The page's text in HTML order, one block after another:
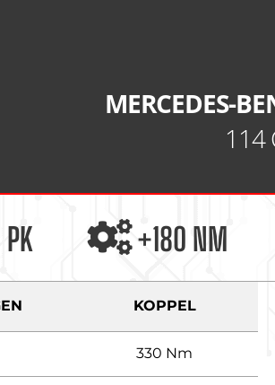
MERCEDES-
114
+180 NM
KOPPEL
330 Nm